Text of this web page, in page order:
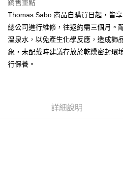
黑貓宅急便
每筆NT$100，滿NT$3,000(含以上)
銷售重點
Thomas Sabo 商品自購買日起，皆
總公司進行維修，往返約需三個月。
溫泉水，以免產生化學反應，造成飾
象，未配戴時建議存放於乾燥密封環
行保養。
詳細說明